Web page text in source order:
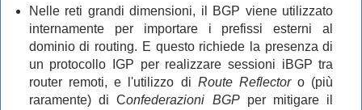
Nelle reti grandi dimensioni, il BGP viene utilizzato
internamente per importare i prefissi esterni al
dominio di routing. E questo richiede la presenza di
un protocollo IGP per realizzare sessioni iBGP tra
router remoti, e l'utilizzo di Route Reflectoro (più
raramente) di Confederazioni BGPper mitigare il